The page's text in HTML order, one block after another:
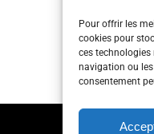
Pour offrir les
cookies pour
ces technologies
navigation ou les
consentement